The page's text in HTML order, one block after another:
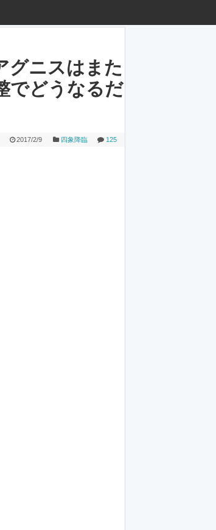
グニスはまた
でどうなるだ
2017/2/9 四象降臨 125